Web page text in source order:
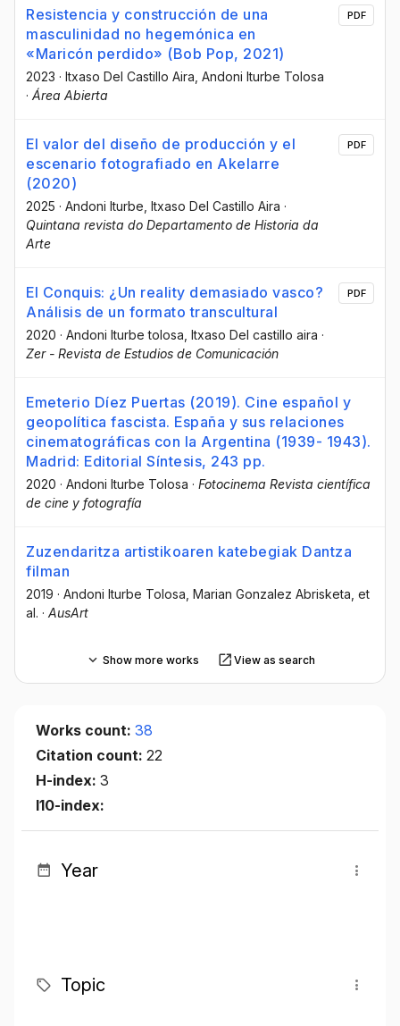
Resistencia y construcción de una
masculinidad no hegemónica en
«Maricón perdido» (Bob Pop, 2021)
2023 · Itxaso Del Castillo Aira , Andoni Iturbe Tolosa
· Área Abierta
PDF
El valor del diseño de producción y el
escenario fotografiado en Akelarre
(2020)
2025 · Andoni Iturbe , Itxaso Del Castillo Aira ·
Quintana revista do Departamento de Historia da
Arte
PDF
El Conquis: ¿Un reality demasiado vasco?
Análisis de un formato transcultural
2020 · Andoni Iturbe tolosa , Itxaso Del castillo aira ·
Zer - Revista de Estudios de Comunicación
PDF
Emeterio Díez Puertas (2019). Cine español y
geopolítica fascista. España y sus relaciones
cinematográficas con la Argentina (1939- 1943).
Madrid: Editorial Síntesis, 243 pp.
2020 · Andoni Iturbe Tolosa · Fotocinema Revista científica
de cine y fotografía
Zuzendaritza artistikoaren katebegiak Dantza
filman
2019 · Andoni Iturbe Tolosa , Marian Gonzalez Abrisketa , et
al. · AusArt
Show more works View as search
Works count: 38
Citation count: 22
H-index: 3
I10-index:
Year
Topic